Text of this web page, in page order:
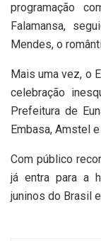
programação
Falamansa,
Mendes, o
Mais uma vez, o
celebração
Prefeitura de
Embasa, Amstel
Com público
já entra para a
juninos do Brasil